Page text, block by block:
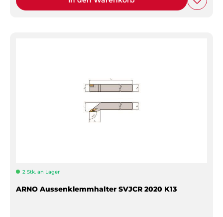
2 Stk. an Lager
ARNO Aussenklemmhalter SVJCR 2020 K13